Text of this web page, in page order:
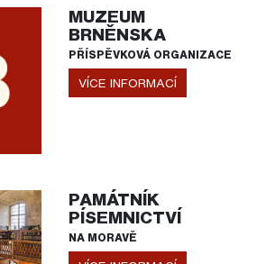
MUZEUM
BRNĚNSKA
PŘÍSPĚVKOVÁ ORGANIZACE
VÍCE INFORMACÍ
PAMÁTNÍK
PÍSEMNICTVÍ
NA MORAVĚ